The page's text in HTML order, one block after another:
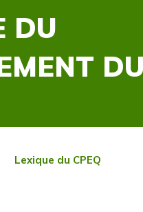
DU
Lexique du CPEQ